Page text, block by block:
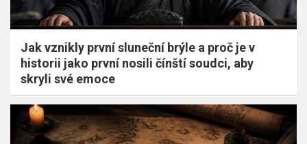
Jak vznikly první sluneční brýle a proč je v
historii jako první nosili čínští soudci, aby
skryli své emoce